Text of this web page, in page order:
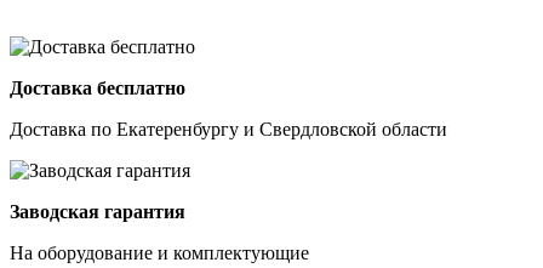
Доставка бесплатно
Доставка по Екатеренбургу и Свердловской области
Заводская гарантия
На оборудование и комплектующие